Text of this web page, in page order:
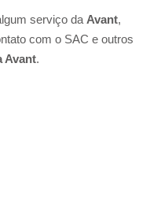
serviço da Avant,
com o SAC e outros
Avant.